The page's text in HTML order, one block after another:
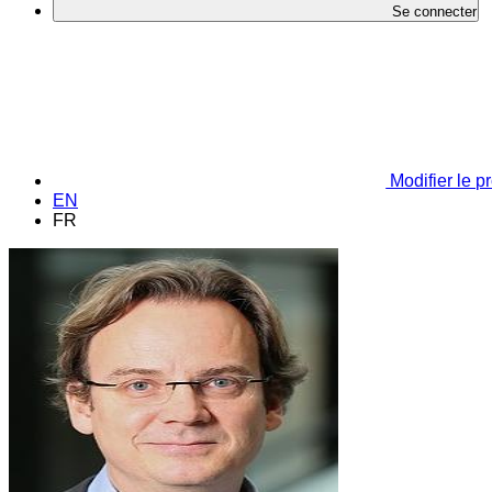
Se connecter
Modifier le
EN
FR